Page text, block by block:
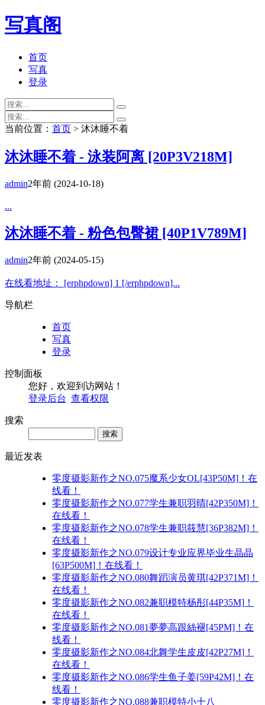
写真阁
首页
写真
登录
当前位置： 首页 > 沐沐睡不着
沐沐睡不着 - 泳装阿离 [20P3V218M]
admin2年前 (2024-10-18)
...
沐沐睡不着 - 粉色包臀裙 [40P1V789M]
admin2年前 (2024-05-15)
在线看地址： [erphpdown] 1 [/erphpdown]...
导航栏
首页
写真
登录
控制面板
您好，欢迎到访网站！
登录后台 查看权限
搜索
最近发表
零度摄影新作之NO.075魔系少女OL[43P50M]！在
线看！
零度摄影新作之NO.077学生兼职羽晴[42P350M]！
在线看！
零度摄影新作之NO.078学生兼职筱慧[36P382M]！
在线看！
零度摄影新作之NO.079设计专业应界毕业生晶晶
[63P500M]！在线看！
零度摄影新作之NO.080舞蹈演员黄琪[42P371M]！
在线看！
零度摄影新作之NO.082兼职模特杨彤[44P35M]！
在线看！
零度摄影新作之NO.081夢夢高跟絲褪[45PM]！在
线看！
零度摄影新作之NO.084北舞学生皮皮[42P27M]！
在线看！
零度摄影新作之NO.086学生鱼子姜[59P42M]！在
线看！
零度摄影新作之NO.088兼职模特小十八